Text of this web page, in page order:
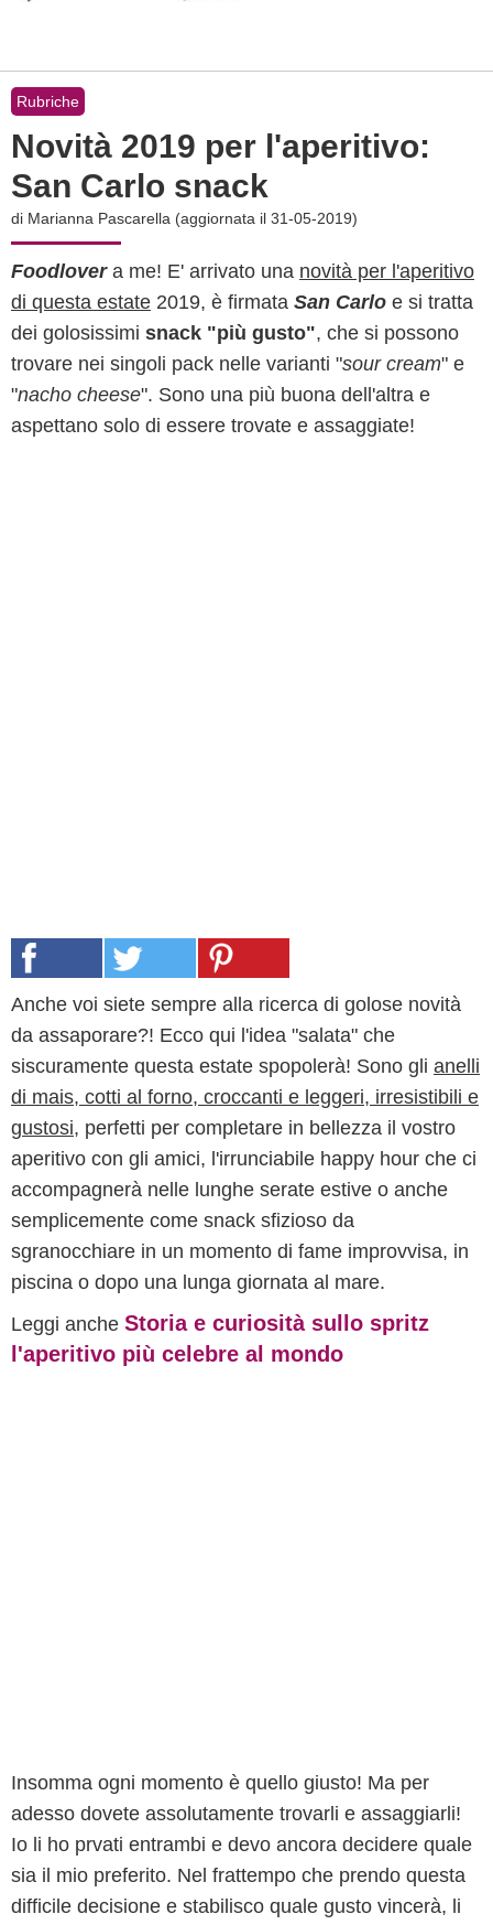
Rubriche
Novità 2019 per l'aperitivo:
San Carlo snack
di Marianna Pascarella (aggiornata il 31-05-2019)
Foodlovera me! E' arrivato una novità per l'aperitivo
di questa estate 2019, è firmata San Carlo e si tratta
dei golosissimi snack "più gusto", che si possono
trovare nei singoli pack nelle varianti "sour cream" e
"nacho cheese". Sono una più buona dell'altra e
aspettano solo di essere trovate e assaggiate!
Anche voi siete sempre alla ricerca di golose novità
da assaporare?! Ecco qui l'idea "salata" che
siscuramente questa estate spopolerà! Sono gli anelli
di mais, cotti al forno, croccanti e leggeri, irresistibili e
gustosi, perfetti per completare in bellezza il vostro
aperitivo con gli amici, l'irrunciabile happy hour che ci
accompagnerà nelle lunghe serate estive o anche
semplicemente come snack sfizioso da
sgranocchiare in un momento di fame improvvisa, in
piscina o dopo una lunga giornata al mare.
Leggi anche Storia e curiosità sullo spritz
l'aperitivo più celebre al mondo
Insomma ogni momento è quello giusto! Ma per
adesso dovete assolutamente trovarli e assaggiarli!
Io li ho prvati entrambi e devo ancora decidere quale
sia il mio preferito. Nel frattempo che prendo questa
difficile decisione e stabilisco quale gusto vincerà, li